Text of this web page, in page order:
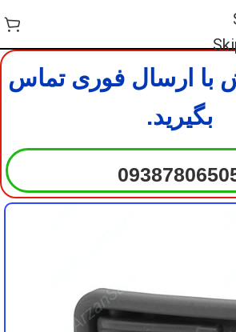
با ارسال فوری تماس
بگیرید.
DigiArzanSara
DigiArzanSara
DigiArzanSara
DigiArzanSara